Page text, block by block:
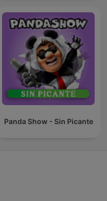
Panda Show - Sin Picante